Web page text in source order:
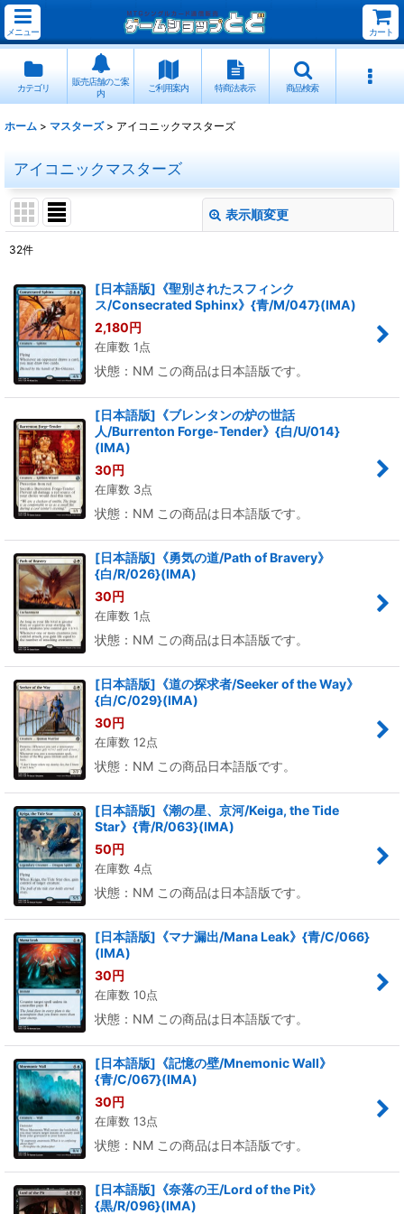
メニュー カート
カテゴリ
販売店舗のご案
内
ご利用案内 特商法表示 商品検索
ホーム > マスターズ > アイコニックマスターズ
アイコニックマスターズ
表示順変更
並び順:
絞り込む
32件
[日本語版]《聖別されたスフィンク
ス/Consecrated Sphinx》{青/M/047}(IMA)
2,180円
在庫数 1点
状態：NM この商品は日本語版です。
[日本語版]《ブレンタンの炉の世話
人/Burrenton Forge-Tender》{白/U/014}
(IMA)
30円
在庫数 3点
状態：NM この商品は日本語版です。
[日本語版]《勇気の道/Path of Bravery》
{白/R/026}(IMA)
30円
在庫数 1点
状態：NM この商品は日本語版です。
[日本語版]《道の探求者/Seeker of the Way》
{白/C/029}(IMA)
30円
在庫数 12点
状態：NM この商品日本語版です。
[日本語版]《潮の星、京河/Keiga, the Tide
Star》{青/R/063}(IMA)
50円
在庫数 4点
状態：NM この商品は日本語版です。
[日本語版]《マナ漏出/Mana Leak》{青/C/066}
(IMA)
30円
在庫数 10点
状態：NM この商品は日本語版です。
[日本語版]《記憶の壁/Mnemonic Wall》
{青/C/067}(IMA)
30円
在庫数 13点
状態：NM この商品は日本語版です。
[日本語版]《奈落の王/Lord of the Pit》
{黒/R/096}(IMA)